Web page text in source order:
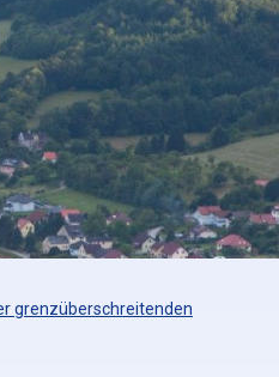
grenzüberschreitenden